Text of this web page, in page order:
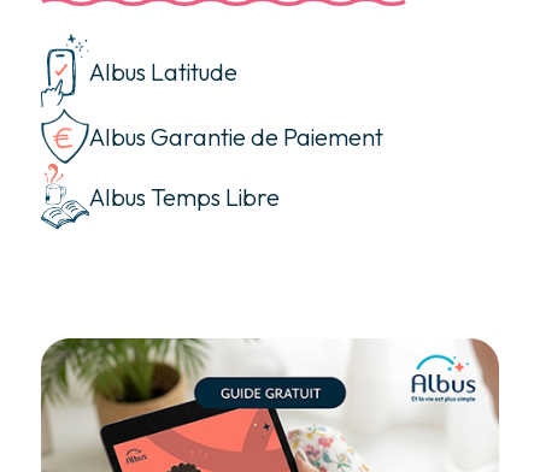
Albus Latitude
Albus Garantie de Paiement
Albus Temps Libre